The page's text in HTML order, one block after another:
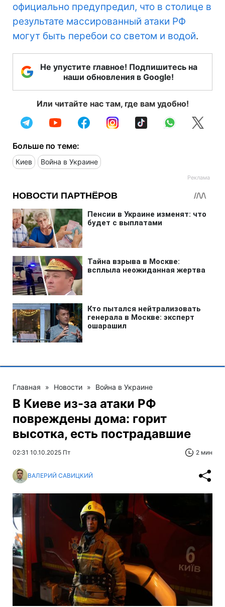
официально предупредил, что в столице в
результате массированный атаки РФ
могут быть перебои со светом и водой.
Не упустите главное! Подпишитесь на
наши обновления в Google!
Или читайте нас там, где вам удобно!
Больше по теме:
Киев Война в Украине
Главная » Новости » Война в Украине
В Киеве из-за атаки РФ
повреждены дома: горит
высотка, есть пострадавшие
02:31 10.10.2025 Пт 2 мин
ВАЛЕРИЙ САВИЦКИЙ